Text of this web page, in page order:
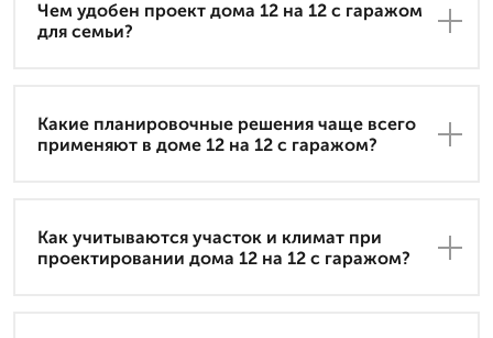
Чем удобен проект дома 12 на 12 с гаражом
для семьи?
Какие планировочные решения чаще всего
применяют в доме 12 на 12 с гаражом?
Как учитываются участок и климат при
проектировании дома 12 на 12 с гаражом?